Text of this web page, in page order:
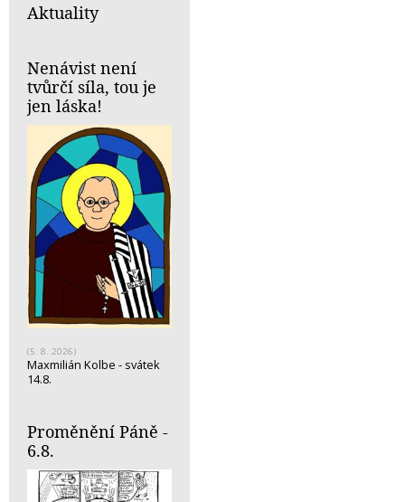
Aktuality
Nenávist není
tvůrčí síla, tou je
jen láska!
(5. 8. 2026)
Maxmilián Kolbe - svátek
14.8.
Proměnění Páně -
6.8.